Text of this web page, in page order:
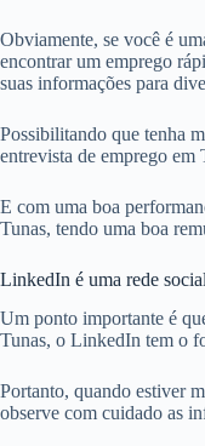
Obviamente, se você é
encontrar um emprego
suas informações para
Possibilitando que tenha
entrevista de emprego em
E com uma boa
Tunas, tendo uma boa
LinkedIn é uma rede
Um ponto importante é
Tunas, o LinkedIn tem o
Portanto, quando estiver
observe com cuidado as